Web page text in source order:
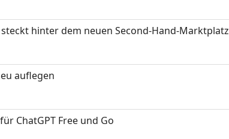
steckt hinter dem neuen Second-Hand-Marktplatz
auflegen
ChatGPT Free und Go